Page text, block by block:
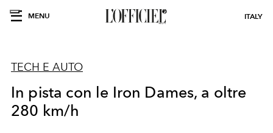
MENU ITALY
TECH E AUTO
In pista con le Iron Dames, a oltre
280 km/h